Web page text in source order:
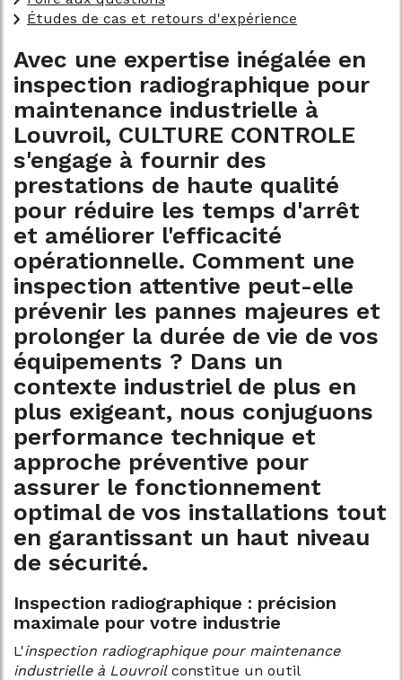
Études de cas et retours d'expérience
Avec une expertise inégalée en
inspection radiographique pour
maintenance industrielle à
Louvroil, CULTURE CONTROLE
s'engage à fournir des
prestations de haute qualité
pour réduire les temps d'arrêt
et améliorer l'efficacité
opérationnelle. Comment une
inspection attentive peut-elle
prévenir les pannes majeures et
prolonger la durée de vie de vos
équipements ? Dans un
contexte industriel de plus en
plus exigeant, nous conjuguons
performance technique et
approche préventive pour
assurer le fonctionnement
optimal de vos installations tout
en garantissant un haut niveau
de sécurité.
Inspection radiographique : précision
maximale pour votre industrie
L'inspection radiographique pour maintenance
industrielle à Louvroilconstitue un outil